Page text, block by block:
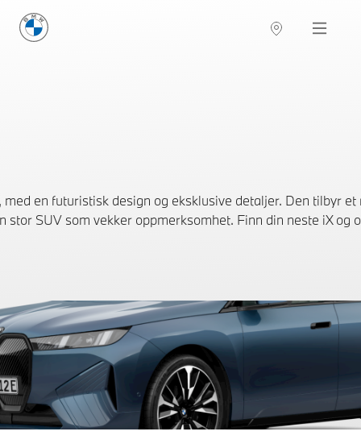
BMW Norge Navigation
en futuristisk design og eksklusive detaljer. Den tilbyr
stor SUV som vekker oppmerksomhet. Finn din neste iX og